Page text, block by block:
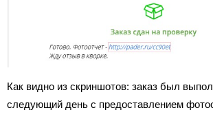
Как видно из скриншотов: заказ был
следующий день с предоставлением